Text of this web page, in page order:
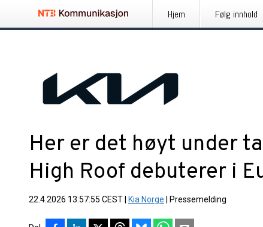
Hjem Følg innhold
Her er det høyt under
High Roof debuterer i
22.4.2026 13:57:55 CEST Kia Norge Pressemelding